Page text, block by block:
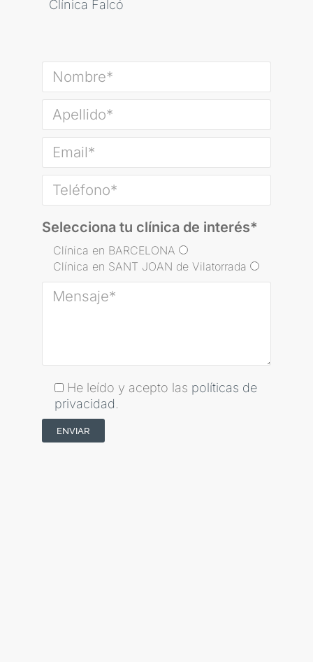
Clínica Falcó
Selecciona tu clínica de interés*
Clínica en BARCELONA
Clínica en SANT JOAN de Vilatorrada
He leído y acepto las políticas de
privacidad.